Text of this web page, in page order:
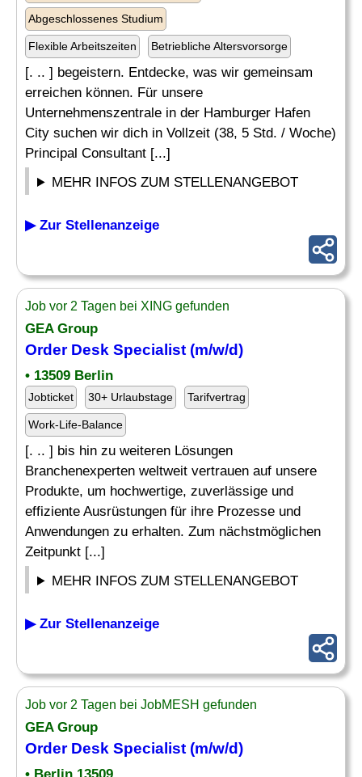
Abgeschlossenes Studium
Flexible Arbeitszeiten Betriebliche Altersvorsorge
[. .. ] begeistern. Entdecke, was wir gemeinsam
erreichen können. Für unsere
Unternehmenszentrale in der Hamburger Hafen
City suchen wir dich in Vollzeit (38, 5 Std. / Woche)
Principal Consultant [...]
MEHR INFOS ZUM STELLENANGEBOT
▶ Zur Stellenanzeige
Job vor 2 Tagen bei XING gefunden
GEA Group
OrderDesk Specialist (m/w/d)
• 13509 Berlin
Jobticket 30+ Urlaubstage Tarifvertrag
Work-Life-Balance
[. .. ] bis hin zu weiteren Lösungen
Branchenexperten weltweit vertrauen auf unsere
Produkte, um hochwertige, zuverlässige und
effiziente Ausrüstungen für ihre Prozesse und
Anwendungen zu erhalten. Zum nächstmöglichen
Zeitpunkt [...]
MEHR INFOS ZUM STELLENANGEBOT
▶ Zur Stellenanzeige
Job vor 2 Tagen bei JobMESH gefunden
GEA Group
OrderDesk Specialist (m/w/d)